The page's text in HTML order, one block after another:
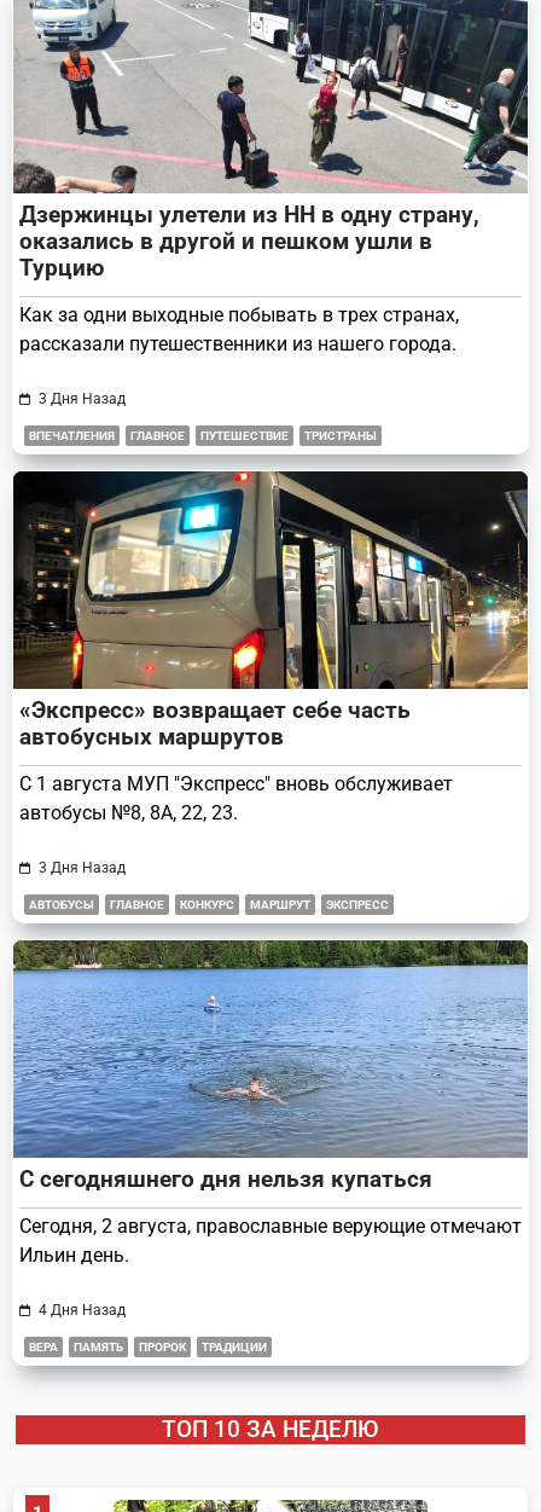
Дзержинцы улетели из НН в одну страну,
оказались в другой и пешком ушли в
Турцию
Как за одни выходные побывать в трех странах,
рассказали путешественники из нашего города.
3 Дня Назад
ВПЕЧАТЛЕНИЯ ГЛАВНОЕ ПУТЕШЕСТВИЕ ТРИСТРАНЫ
«Экспресс» возвращает себе часть
автобусных маршрутов
С 1 августа МУП "Экспресс" вновь обслуживает
автобусы №8, 8А, 22, 23.
3 Дня Назад
АВТОБУСЫ ГЛАВНОЕ КОНКУРС МАРШРУТ ЭКСПРЕСС
С сегодняшнего дня нельзя купаться
Сегодня, 2 августа, православные верующие отмечают
Ильин день.
4 Дня Назад
ВЕРА ПАМЯТЬ ПРОРОК ТРАДИЦИИ
ТОП 10 ЗА НЕДЕЛЮ